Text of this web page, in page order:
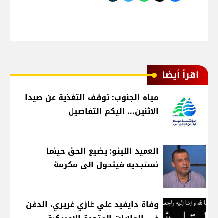
اقرأ أيضا
مياه الجنوب: توقف التغذية عن صيدا
الاثنين... اليكم التفاصيل
العميد اللينو: يضيع الحق حينما
نستجديه فيتحول الى مكرمة
وفاة دايفيد علي غازي غريري، الدفن